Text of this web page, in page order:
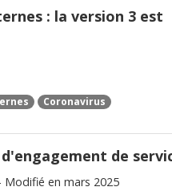
: la version 3 est
Coronavirus
de
Modifié en mars 2025